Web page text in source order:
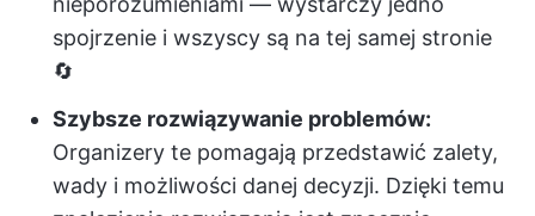
spojrzenie i wszyscy są na tej samej stronie
🔄
Szybsze rozwiązywanie problemów:
Organizery te pomagają przedstawić zalety,
wady i możliwości danej decyzji. Dzięki temu